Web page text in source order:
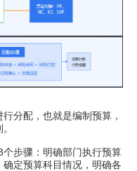
分配，也就是编制预算，
步骤：明确部门执行预算
定预算科目情况，明确各